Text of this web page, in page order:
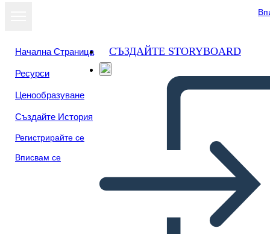
Начална Страница
Ресурси
Ценообразуване
Създайте История
Регистрирайте се
Вписвам се
СЪЗДАЙТЕ STORYBOARD
Преглед като
слайдшоу